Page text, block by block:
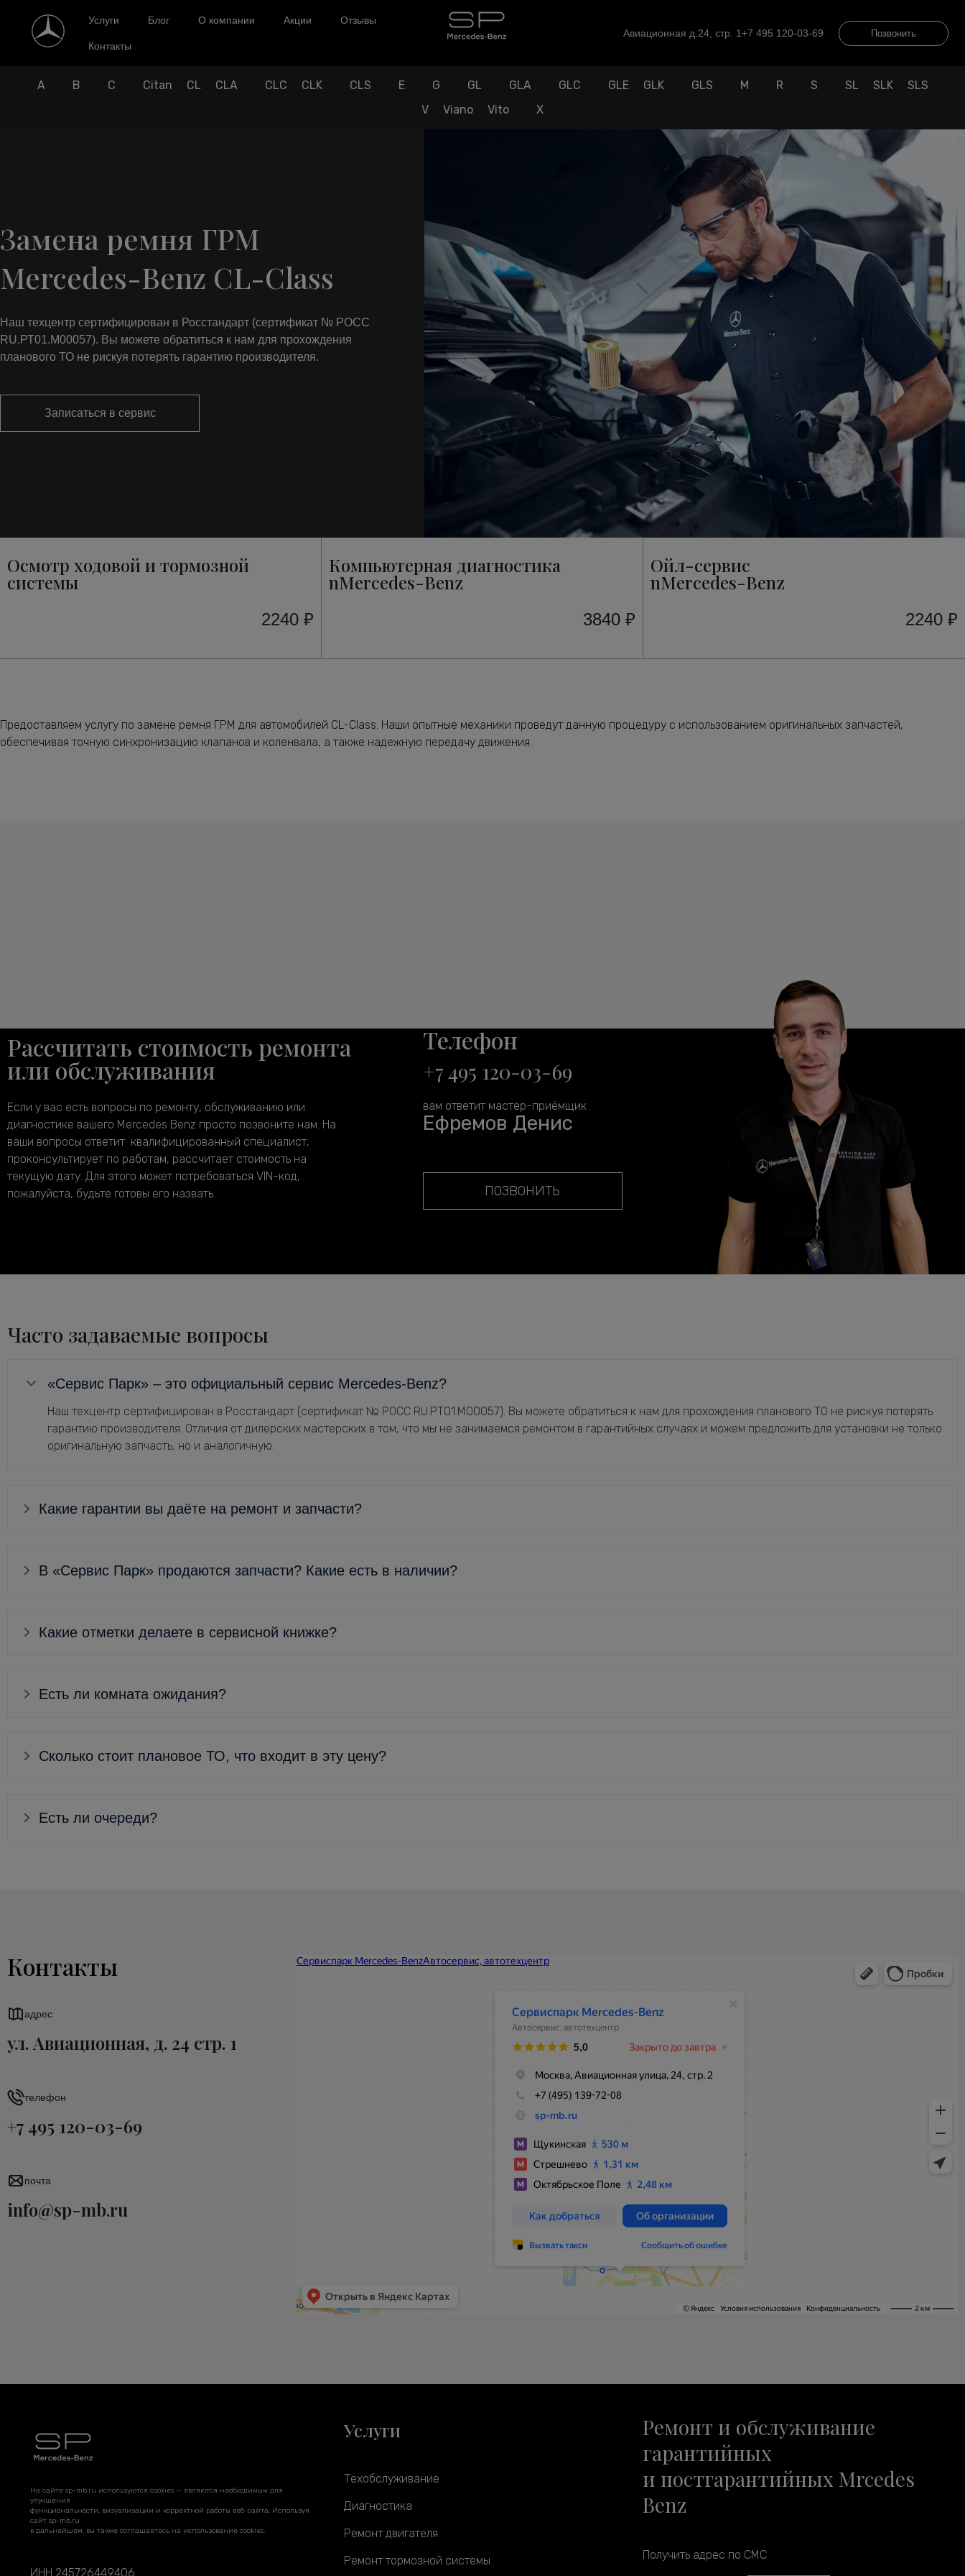
Услуги Блог О компании Акции Отзывы
Контакты
Авиационная д.24, стр. 1+7 495 120-03-69 Позвонить
A B C Citan CL CLA CLC CLK CLS E G GL GLA GLC GLE GLK GLS M R S SL SLK
SLS
V
Viano Vito X
Замена ремня ГРМ
Mercedes-Benz CL-Class
Наш техцентр сертифицирован в Росстандарт (сертификат № РОСС
RU.РТ01.М00057). Вы можете обратиться к нам для прохождения
планового ТО не рискуя потерять гарантию производителя.
Записаться в сервис
Осмотр ходовой и тормозной
системы
2240 ₽
Компьютерная диагностика
nMercedes-Benz
3840 ₽
Ойл-сервис
nMercedes-Benz
2240 ₽
Предоставляем услугу по замене ремня ГРМ для автомобилей CL-Class. Наши опытные механики проведут данную процедуру с использованием оригинальных запчастей,
обеспечивая точную синхронизацию клапанов и коленвала, а также надежную передачу движения.
Рассчитать стоимость ремонта
или обслуживания
Если у вас есть вопросы по ремонту, обслуживанию или
диагностике вашего Mercedes Benz просто позвоните нам. На
ваши вопросы ответит квалифицированный специалист,
проконсультирует по работам, рассчитает стоимость на
текущую дату. Для этого может потребоваться VIN-код,
пожалуйста, будьте готовы его назвать.
Телефон
+7 495 120-03-69
вам ответит мастер-приёмщик
Ефремов Денис
ПОЗВОНИТЬ
Часто задаваемые вопросы
«Сервис Парк» – это официальный сервис Mercedes-Benz?
Наш техцентр сертифицирован в Росстандарт (сертификат № РОСС RU.РТ01.М00057). Вы можете обратиться к нам для прохождения планового ТО не рискуя потерять
гарантию производителя. Отличия от дилерских мастерских в том, что мы не занимаемся ремонтом в гарантийных случаях и можем предложить для установки не только
оригинальную запчасть, но и аналогичную.
Какие гарантии вы даёте на ремонт и запчасти?
В «Сервис Парк» продаются запчасти? Какие есть в наличии?
Какие отметки делаете в сервисной книжке?
Есть ли комната ожидания?
Сколько стоит плановое ТО, что входит в эту цену?
Есть ли очереди?
Контакты
адрес
ул. Авиационная, д. 24 стр. 1
телефон
+7 495 120-03-69
почта
info@sp-mb.ru
На сайте sp-mb.ru используются cookies — являются необходимым для
улучшения
функциональности, визуализации и корректной работы веб-сайта. Используя
сайт sp-mb.ru
в дальнейшем, вы также соглашаетесь на использование cookies.
ИНН 245726449406
Услуги
Техобслуживание
Диагностика
Ремонт двигателя
Ремонт тормозной системы
Ремонт и обслуживание
гарантийных
и постгарантийных Mrcedes
Benz
Получить адрес по СМС